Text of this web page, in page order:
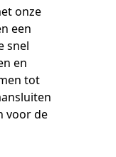
onze
een
snel
en
tot
voor de